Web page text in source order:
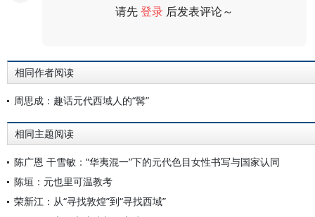
请先登录 后发表评论～
相同作者阅读
周思成：趣话元代西域人的“髯”
相同主题阅读
陈广恩 干雪敏：“华夷混一”下的元代色目女性书写与国家认同
陈垣：元也里可温教考
荣新江：从“寻找敦煌”到“寻找西域”